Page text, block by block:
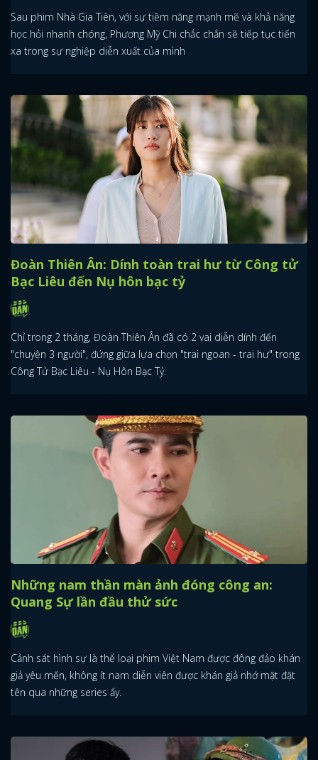
Sau phim Nhà Gia Tiên, với sự tiềm năng mạnh mẽ và khả năng
học hỏi nhanh chóng, Phương Mỹ Chi chắc chắn sẽ tiếp tục tiến
xa trong sự nghiệp diễn xuất của mình
Đoàn Thiên Ân: Dính toàn trai hư từ Công tử
Bạc Liêu đến Nụ hôn bạc tỷ
Chỉ trong 2 tháng, Đoàn Thiên Ân đã có 2 vai diễn dính đến
"chuyện 3 người", đứng giữa lựa chọn "trai ngoan - trai hư" trong
Công Tử Bạc Liêu - Nụ Hôn Bạc Tỷ.
Những nam thần màn ảnh đóng công an:
Quang Sự lần đầu thử sức
Cảnh sát hình sự là thể loại phim Việt Nam được đông đảo khán
giả yêu mến, không ít nam diễn viên được khán giả nhớ mặt đặt
tên qua những series ấy.